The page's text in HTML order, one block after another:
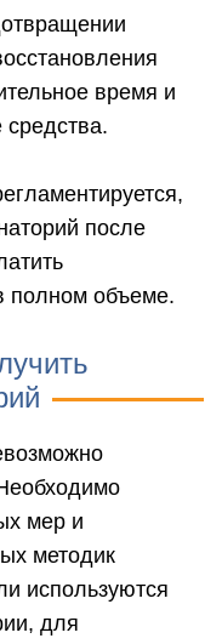
время и
после
полном объеме.
мер и
методик
используются
для